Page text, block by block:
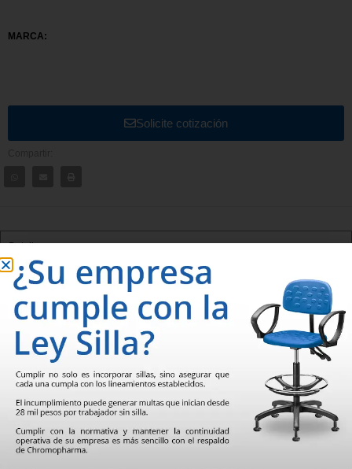
MARCA:
Solicite cotización
Detalles
BANCA DE ESPERA 6002 / 6003